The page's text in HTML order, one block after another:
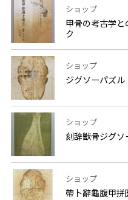
ショップ
甲骨の考古学
ク
ショップ
ジグソーパズル
ショップ
刻辞獣骨ジグソ
ショップ
帶卜辭龜腹甲拼